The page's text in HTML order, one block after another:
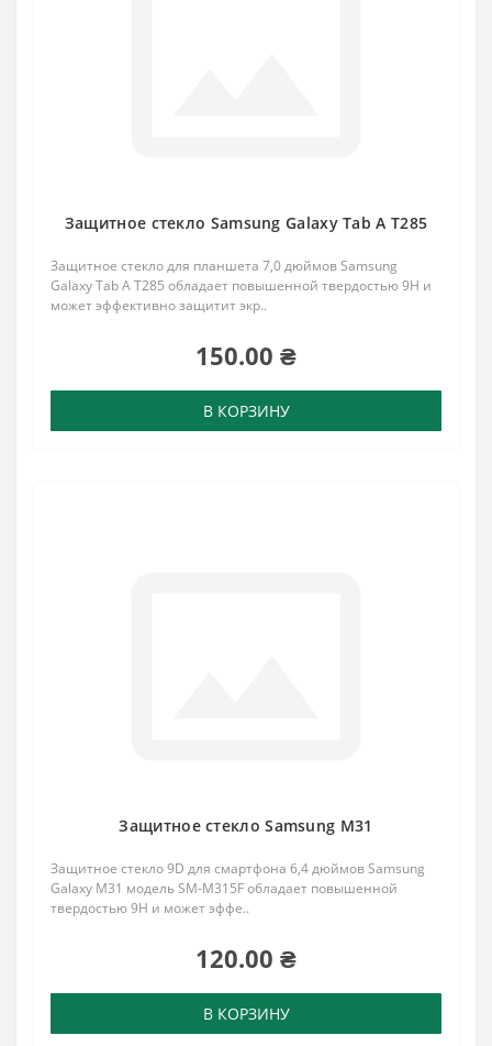
Защитное стекло Samsung Galaxy Tab A T285
Защитное стекло для планшета 7,0 дюймов Samsung
Galaxy Tab A T285 обладает повышенной твердостью 9H и
может эффективно защитит экр..
150.00 ₴
В КОРЗИНУ
Защитное стекло Samsung M31
Защитное стекло 9D для смартфона 6,4 дюймов Samsung
Galaxy M31 модель SM-M315F обладает повышенной
твердостью 9H и может эффе..
120.00 ₴
В КОРЗИНУ